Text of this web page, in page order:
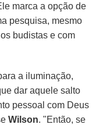
marca a opção de
pesquisa, mesmo
budistas e com
a iluminação,
dar aquele salto
pessoal com Deus
Wilson. "Então, se